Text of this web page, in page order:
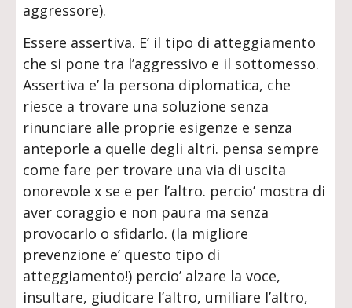
aggressore).
Essere assertiva. E’ il tipo di atteggiamento
che si pone tra l’aggressivo e il sottomesso.
Assertiva e’ la persona diplomatica, che
riesce a trovare una soluzione senza
rinunciare alle proprie esigenze e senza
anteporle a quelle degli altri. pensa sempre
come fare per trovare una via di uscita
onorevole x se e per l’altro. percio’ mostra di
aver coraggio e non paura ma senza
provocarlo o sfidarlo. (la migliore
prevenzione e’ questo tipo di
atteggiamento!) percio’ alzare la voce,
insultare, giudicare l’altro, umiliare l’altro,